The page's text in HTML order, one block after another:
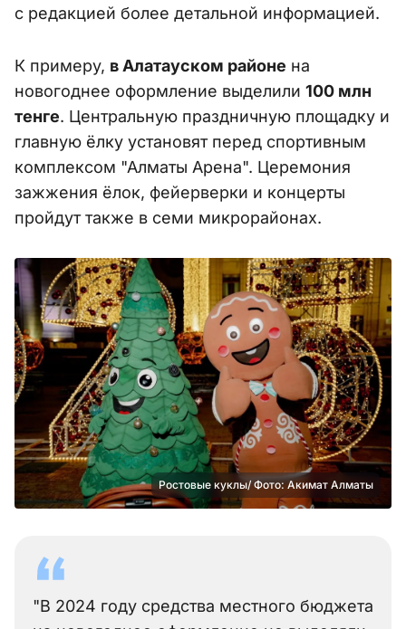
с редакцией более детальной информацией.
К примеру, в Алатауском районе на
новогоднее оформление выделили 100 млн
тенге. Центральную праздничную площадку и
главную ёлку установят перед спортивным
комплексом "Алматы Арена". Церемония
зажжения ёлок, фейерверки и концерты
пройдут также в семи микрорайонах.
Ростовые куклы/ Фото: Акимат Алматы
"В 2024 году средства местного бюджета